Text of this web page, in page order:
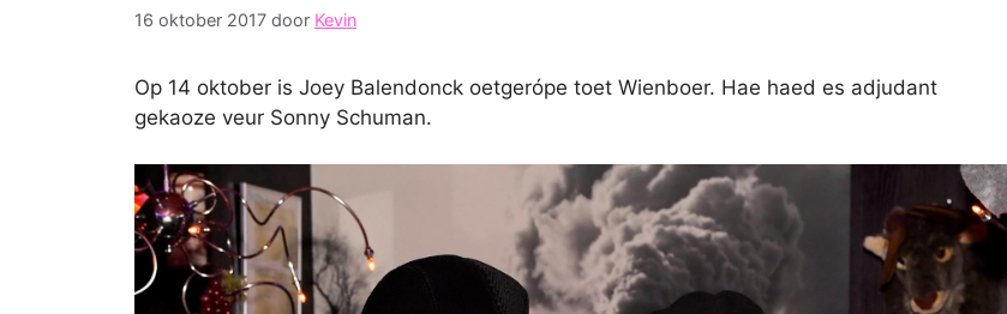
16 oktober 2017 door Kevin
Op 14 oktober is Joey Balendonck oetgerópe toet Wienboer. Hae haed es adjudant
gekaoze veur Sonny Schuman.